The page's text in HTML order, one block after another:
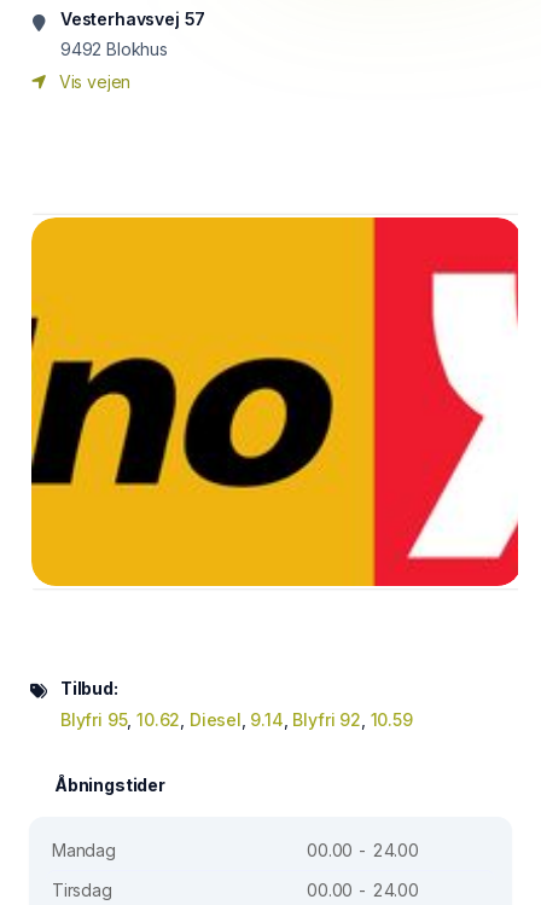
Vesterhavsvej 57
9492 Blokhus
Vis vejen
Tilbud:
Blyfri 95,10.62 Diesel 9.14 Blyfri 92 10.59
Åbningstider
Mandag
00.00 - 24.00
Tirsdag
00.00 - 24.00